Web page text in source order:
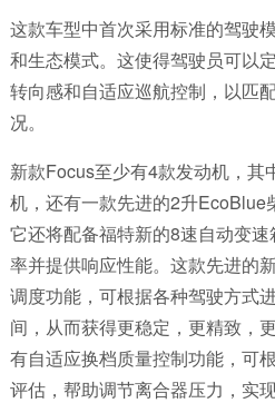
这款车型中首次采用标准的驾驶
和生态模式。这使得驾驶员可以
转向感和自适应巡航控制，以匹
况。
新款Focus至少有4款发动机，其
机，还有一款先进的2升EcoBlue
它还将配备福特新的8速自动变
率并提供响应性能。这款先进的
调度功能，可根据各种驾驶方式
间，从而获得更稳定，更精致，
有自适应换档质量控制功能，可
评估，帮助调节离合器压力，实